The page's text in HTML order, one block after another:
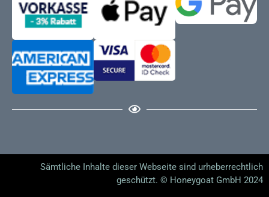
Sämtliche Inhalte dieser Webseite sind urheberrechtlich
geschützt. © Honeygoat GmbH 2024